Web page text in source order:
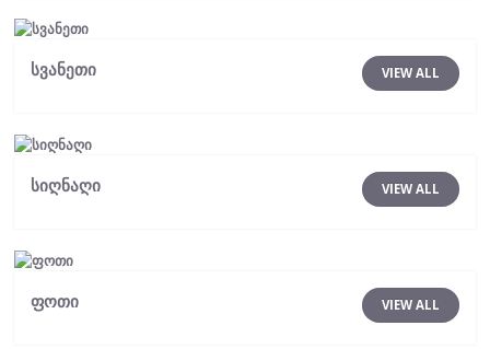
VIEW ALL
სვანეთი
VIEW ALL
სიღნაღი
VIEW ALL
ფოთი